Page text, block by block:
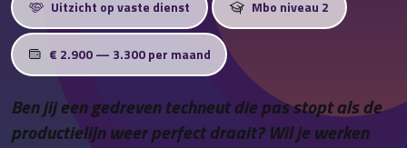
Contact
Uitzicht op vaste dienst Mbo niveau 2
€ 2.900 — 3.300 per maand
Ben jij een gedreven techneut die pas stopt als de
productielijn weer perfect draait? Wil je werken